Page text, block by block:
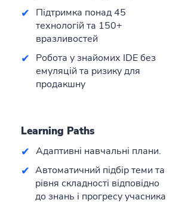
✔ Підтримка понад 45
технологій та 150+
вразливостей
✔ Робота у знайомих IDE без
емуляцій та ризику для
продакшну
Learning Paths
✔ Адаптивні навчальні плани.
✔ Автоматичний підбір теми та
рівня складності відповідно
до знань і прогресу учасника